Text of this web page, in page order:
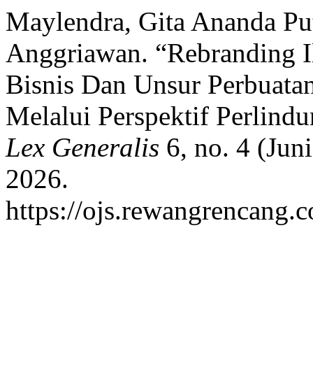
Maylendra, Gita Ananda
Anggriawan. “Rebranding
Bisnis Dan Unsur
Melalui Perspektif
Lex Generalis 6, no. 4
2026.
https://